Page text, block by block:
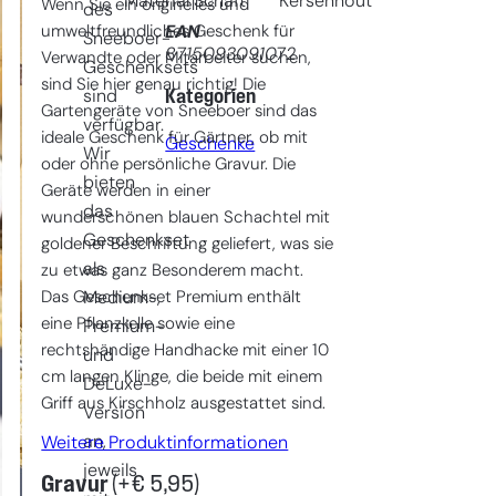
Wenn Sie ein originelles und
umweltfreundliches Geschenk für
Verwandte oder Mitarbeiter suchen,
sind Sie hier genau richtig! Die
Gartengeräte von Sneeboer sind das
ideale Geschenk für Gärtner, ob mit
oder ohne persönliche Gravur. Die
Geräte werden in einer
wunderschönen blauen Schachtel mit
goldener Beschriftung geliefert, was sie
zu etwas ganz Besonderem macht.
Das Geschenkset Premium enthält
eine Pflanzkelle sowie eine
rechtshändige Handhacke mit einer 10
cm langen Klinge, die beide mit einem
Griff aus Kirschholz ausgestattet sind.
Weitere Produktinformationen
Gravur(+€ 5,95)
des
Sneeboer-
Geschenksets
sind
verfügbar.
Wir
bieten
das
Geschenkset
als
Medium-,
Premium-
und
DeLuxe-
Version
an,
jeweils
EAN
8715093091072
Kategorien
Geschenke